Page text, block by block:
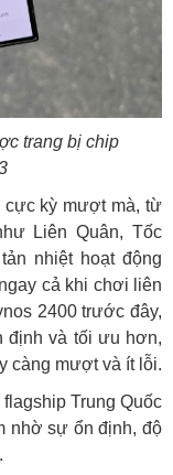
trang bị chip
cực kỳ mượt mà, từ
Liên Quân, Tốc
nhiệt hoạt động
cả khi chơi liên
2400 trước đây,
định và tối ưu hơn,
càng mượt và ít lỗi.
Trung Quốc
nhờ sự ổn định, độ